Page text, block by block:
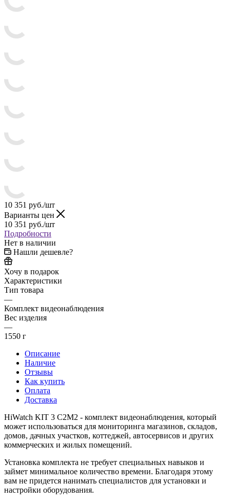
10 351 руб./шт
Варианты цен
10 351 руб./шт
Подробности
Нет в наличии
Нашли дешевле?
Хочу в подарок
Характеристики
Тип товара
—
Комплект видеонаблюдения
Вес изделия
—
1550 г
Описание
Наличие
Отзывы
Как купить
Оплата
Доставка
HiWatch KIT 3 C2M2 - комплект видеонаблюдения, который
может использоваться для мониторинга магазинов, складов,
домов, дачных участков, коттеджей, автосервисов и других
коммерческих и жилых помещений.
Установка комплекта не требует специальных навыков и
займет минимальное количество времени. Благодаря этому
вам не придется нанимать специалистов для установки и
настройки оборудования.